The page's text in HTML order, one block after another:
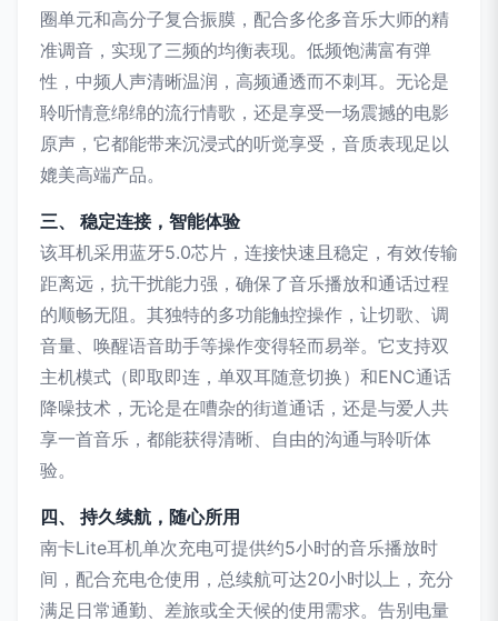
圈单元和高分子复合振膜，配合多伦多音乐大师的精
准调音，实现了三频的均衡表现。低频饱满富有弹
性，中频人声清晰温润，高频通透而不刺耳。无论是
聆听情意绵绵的流行情歌，还是享受一场震撼的电影
原声，它都能带来沉浸式的听觉享受，音质表现足以
媲美高端产品。
三、 稳定连接，智能体验
该耳机采用蓝牙5.0芯片，连接快速且稳定，有效传输
距离远，抗干扰能力强，确保了音乐播放和通话过程
的顺畅无阻。其独特的多功能触控操作，让切歌、调
音量、唤醒语音助手等操作变得轻而易举。它支持双
主机模式（即取即连，单双耳随意切换）和ENC通话
降噪技术，无论是在嘈杂的街道通话，还是与爱人共
享一首音乐，都能获得清晰、自由的沟通与聆听体
验。
四、 持久续航，随心所用
南卡Lite耳机单次充电可提供约5小时的音乐播放时
间，配合充电仓使用，总续航可达20小时以上，充分
满足日常通勤、差旅或全天候的使用需求。告别电量